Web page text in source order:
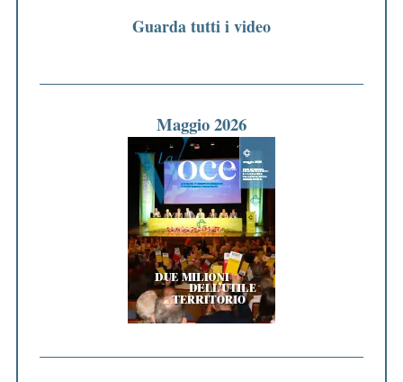
Guarda tutti i video
Maggio 2026